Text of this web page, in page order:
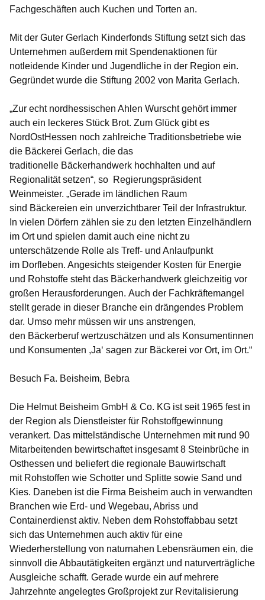
Fachgeschäften auch Kuchen und Torten an.
Mit der Guter Gerlach Kinderfonds Stiftung setzt sich das
Unternehmen außerdem mit Spendenaktionen für
notleidende Kinder und Jugendliche in der Region ein.
Gegründet wurde die Stiftung 2002 von Marita Gerlach.
„Zur echt nordhessischen Ahlen Wurscht gehört immer
auch ein leckeres Stück Brot. Zum Glück gibt es
NordOstHessen noch zahlreiche Traditionsbetriebe wie
die Bäckerei Gerlach, die das
traditionelle Bäckerhandwerk hochhalten und auf
Regionalität setzen“, so Regierungspräsident
Weinmeister. „Gerade im ländlichen Raum
sind Bäckereien ein unverzichtbarer Teil der Infrastruktur.
In vielen Dörfern zählen sie zu den letzten Einzelhändlern
im Ort und spielen damit auch eine nicht zu
unterschätzende Rolle als Treff- und Anlaufpunkt
im Dorfleben. Angesichts steigender Kosten für Energie
und Rohstoffe steht das Bäckerhandwerk gleichzeitig vor
großen Herausforderungen. Auch der Fachkräftemangel
stellt gerade in dieser Branche ein drängendes Problem
dar. Umso mehr müssen wir uns anstrengen,
den Bäckerberuf wertzuschätzen und als Konsumentinnen
und Konsumenten ,Ja‘ sagen zur Bäckerei vor Ort, im Ort.“
Besuch Fa. Beisheim, Bebra
Die Helmut Beisheim GmbH & Co. KG ist seit 1965 fest in
der Region als Dienstleister für Rohstoffgewinnung
verankert. Das mittelständische Unternehmen mit rund 90
Mitarbeitenden bewirtschaftet insgesamt 8 Steinbrüche in
Osthessen und beliefert die regionale Bauwirtschaft
mit Rohstoffen wie Schotter und Splitte sowie Sand und
Kies. Daneben ist die Firma Beisheim auch in verwandten
Branchen wie Erd- und Wegebau, Abriss und
Containerdienst aktiv. Neben dem Rohstoffabbau setzt
sich das Unternehmen auch aktiv für eine
Wiederherstellung von naturnahen Lebensräumen ein, die
sinnvoll die Abbautätigkeiten ergänzt und naturverträgliche
Ausgleiche schafft. Gerade wurde ein auf mehrere
Jahrzehnte angelegtes Großprojekt zur Revitalisierung